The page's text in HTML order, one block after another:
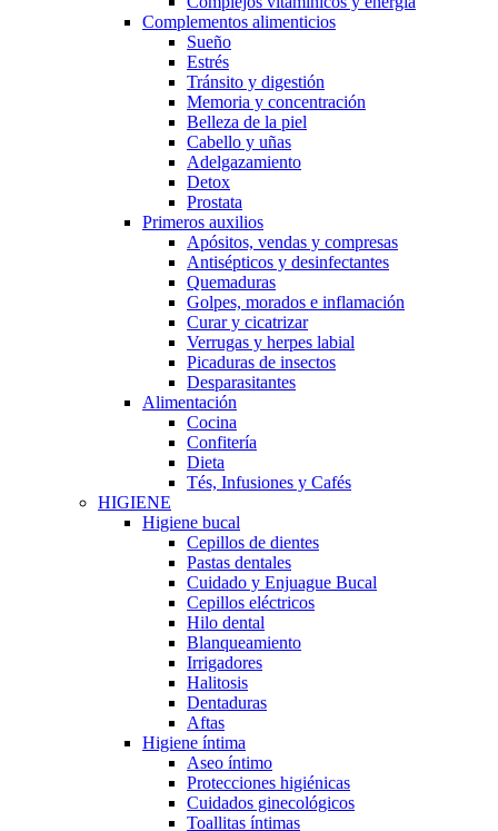
Complementos alimenticios
Sueño
Estrés
Tránsito y digestión
Memoria y concentración
Belleza de la piel
Cabello y uñas
Adelgazamiento
Detox
Prostata
Primeros auxilios
Apósitos, vendas y compresas
Antisépticos y desinfectantes
Quemaduras
Golpes, morados e inflamación
Curar y cicatrizar
Verrugas y herpes labial
Picaduras de insectos
Desparasitantes
Alimentación
Cocina
Confitería
Dieta
Tés, Infusiones y Cafés
HIGIENE
Higiene bucal
Cepillos de dientes
Pastas dentales
Cuidado y Enjuague Bucal
Cepillos eléctricos
Hilo dental
Blanqueamiento
Irrigadores
Halitosis
Dentaduras
Aftas
Higiene íntima
Aseo íntimo
Protecciones higiénicas
Cuidados ginecológicos
Toallitas íntimas